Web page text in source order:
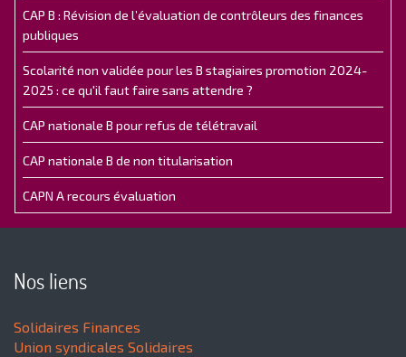
CAP B : Révision de l’évaluation de contrôleurs des finances
publiques
Scolarité non validée pour les B stagiaires promotion 2024-
2025 : ce qu'il faut faire sans attendre ?
CAP nationale B pour refus de télétravail
CAP nationale B de non titularisation
CAPN A recours évaluation
Nos liens
Solidaires Finances
Union syndicales Solidaires